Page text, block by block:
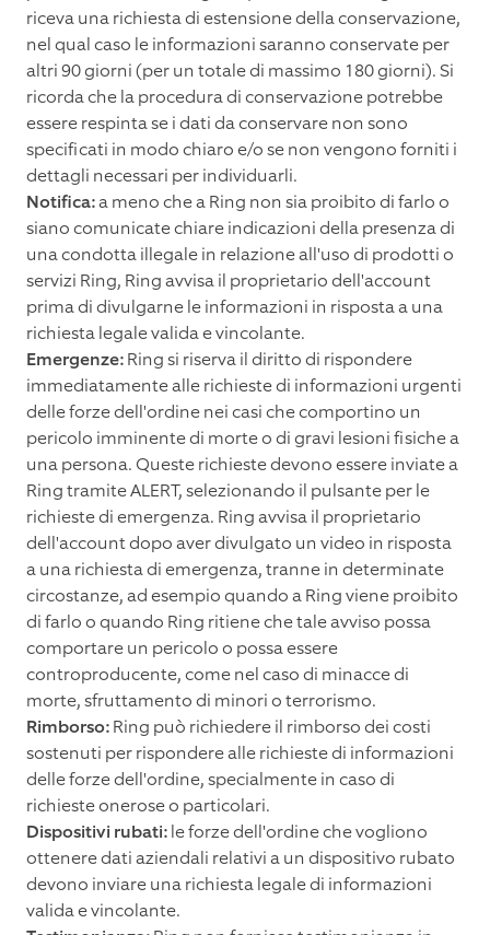
riceva una richiesta di estensione della conservazione,
nel qual caso le informazioni saranno conservate per
altri 90 giorni (per un totale di massimo 180 giorni). Si
ricorda che la procedura di conservazione potrebbe
essere respinta se i dati da conservare non sono
specificati in modo chiaro e/o se non vengono forniti i
dettagli necessari per individuarli.
Notifica:a meno che a Ring non sia proibito di farlo o
siano comunicate chiare indicazioni della presenza di
una condotta illegale in relazione all'uso di prodotti o
servizi Ring, Ring avvisa il proprietario dell'account
prima di divulgarne le informazioni in risposta a una
richiesta legale valida e vincolante.
Emergenze:Ring si riserva il diritto di rispondere
immediatamente alle richieste di informazioni urgenti
delle forze dell'ordine nei casi che comportino un
pericolo imminente di morte o di gravi lesioni fisiche a
una persona. Queste richieste devono essere inviate a
Ring tramite ALERT, selezionando il pulsante per le
richieste di emergenza. Ring avvisa il proprietario
dell'account dopo aver divulgato un video in risposta
a una richiesta di emergenza, tranne in determinate
circostanze, ad esempio quando a Ring viene proibito
di farlo o quando Ring ritiene che tale avviso possa
comportare un pericolo o possa essere
controproducente, come nel caso di minacce di
morte, sfruttamento di minori o terrorismo.
Rimborso:Ring può richiedere il rimborso dei costi
sostenuti per rispondere alle richieste di informazioni
delle forze dell'ordine, specialmente in caso di
richieste onerose o particolari.
Dispositivi rubati:le forze dell'ordine che vogliono
ottenere dati aziendali relativi a un dispositivo rubato
devono inviare una richiesta legale di informazioni
valida e vincolante.